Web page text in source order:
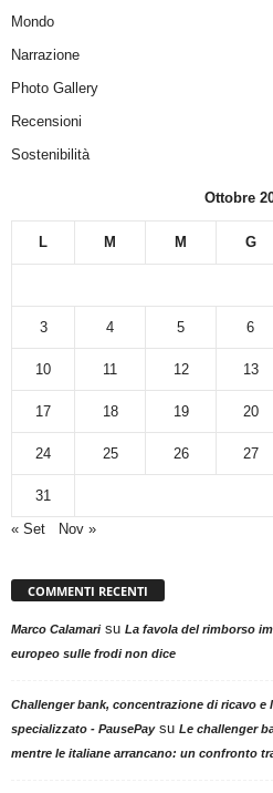
Mondo
Narrazione
Photo Gallery
Recensioni
Sostenibilità
Ottobre
L M M G
3 4 5 6
10 11 12 13
17 18 19 20
24 25 26 27
31
« Set
Nov »
COMMENTI RECENTI
Marco Calamarisu La favola del rimborso
europeo sulle frodi non dice
Challenger bank, concentrazione di ricavo
specializzato - PausePaysu Le challenger
mentre le italiane arrancano: un confronto